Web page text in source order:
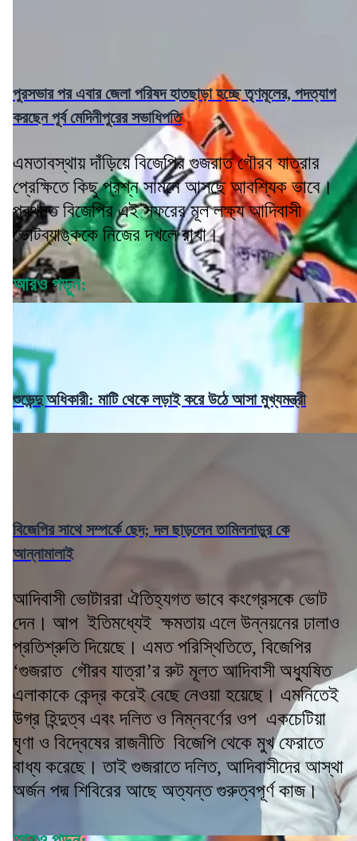
পুরসভার পর এবার জেলা পরিষদ হাতছাড়া হচ্ছে তৃণমূলের, পদত্যাগ
করছেন পূর্ব মেদিনীপুরের সভাধিপতি
এমতাবস্থায় দাঁড়িয়ে বিজেপির গুজরাত গৌরব যাত্রার
প্রেক্ষিতে কিছু প্রশ্ন সামনে আসছে আবশ্যিক ভাবে।
প্রথমত বিজেপির এই সফরের মূল লক্ষ্য আদিবাসী
ভোটব্যাঙ্ককে নিজের দখলে রাখা।
আরও পড়ুন:
শুভেন্দু অধিকারী: মাটি থেকে লড়াই করে উঠে আসা মুখ্যমন্ত্রী
বিজেপির সাথে সম্পর্কে ছেদ; দল ছাড়লেন তামিলনাড়ুর কে
আন্নামালাই
আদিবাসী ভোটাররা ঐতিহ্যগত ভাবে কংগ্রেসকে ভোট
দেন। আপ ইতিমধ্যেই ক্ষমতায় এলে উন্নয়নের ঢালাও
প্রতিশ্রুতি দিয়েছে। এমত পরিস্থিতিতে, বিজেপির
‘গুজরাত গৌরব যাত্রা’র রুট মূলত আদিবাসী অধ্যুষিত
এলাকাকে কেন্দ্র করেই বেছে নেওয়া হয়েছে। এমনিতেই
উগ্র হিন্দুত্ব এবং দলিত ও নিম্নবর্ণের ওপ একচেটিয়া
ঘৃণা ও বিদ্বেষের রাজনীতি বিজেপি থেকে মুখ ফেরাতে
বাধ্য করেছে। তাই গুজরাতে দলিত, আদিবাসীদের আস্থা
অর্জন পদ্ম শিবিরের আছে অত্যন্ত গুরুত্বপূর্ণ কাজ।